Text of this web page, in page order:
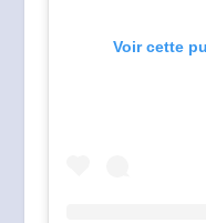
Voir cette